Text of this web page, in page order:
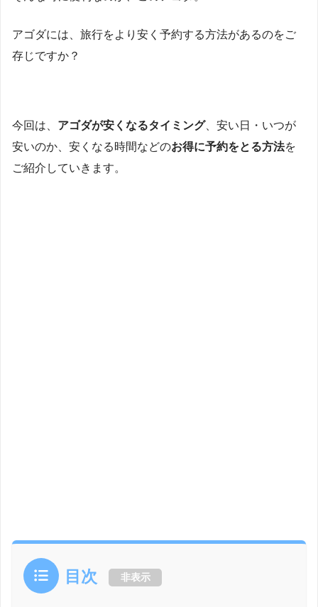
アゴダには、旅行をより安く予約する方法があるのをご
存じですか？
今回は、 アゴダが安くなるタイミング、安い日・いつが
安いのか、安くなる時間などのお得に予約をとる方法を
ご紹介していきます。
目次 非表示